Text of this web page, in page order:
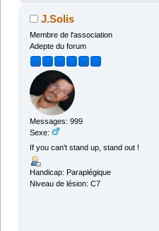
J.Solis
Membre de l'association
Adepte du forum
Messages: 999
Sexe:
If you can't stand up, stand out !
Handicap: Paraplégique
Niveau de lésion: C7